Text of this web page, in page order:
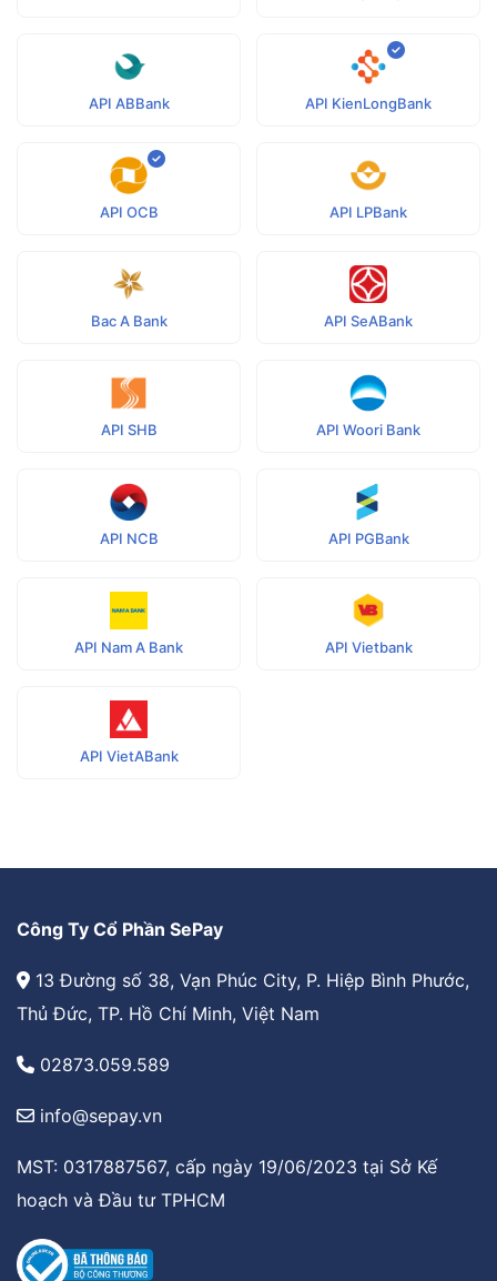
API ABBank API KienLongBank
API OCB API LPBank
Bac A Bank API SeABank
API SHB API Woori Bank
API NCB API PGBank
API Nam A Bank API Vietbank
API VietABank
Công Ty Cổ Phần SePay
13 Đường số 38, Vạn Phúc City, P. Hiệp Bình Phước,
Thủ Đức, TP. Hồ Chí Minh, Việt Nam
02873.059.589
info@sepay.vn
MST: 0317887567, cấp ngày 19/06/2023 tại Sở Kế
hoạch và Đầu tư TPHCM